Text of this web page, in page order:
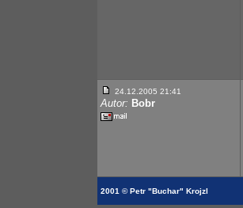
24.12.2005 21:41
Autor: Bobr
2001 © Petr "Buchar" Krojzl